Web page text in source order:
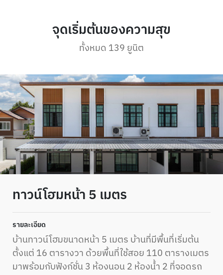
จุดเริ่มต้นของความสุข
ทั้งหมด 139 ยูนิต
ทาวน์โฮมหน้า 5 เมตร
รายละเอียด
บ้านทาวน์โฮมขนาดหน้า 5 เมตร บ้านที่มีพื้นที่เริ่มต้น
ตั้งแต่ 16 ตารางวา ด้วยพื้นที่ใช้สอย 110 ตารางเมตร
มาพร้อมกับฟังก์ชั่น 3 ห้องนอน 2 ห้องน้ำ 2 ที่จอดรถ